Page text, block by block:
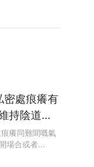
密處痕癢有
持陰道弱
癢同難聞嘅氣
場合或者...